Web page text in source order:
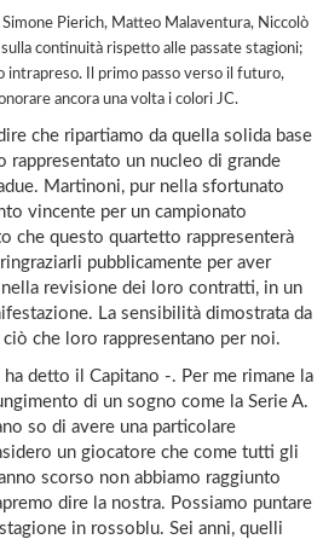
Pierich, Matteo Malaventura, Niccolò
continuità rispetto alle passate stagioni;
intrapreso. Il primo passo verso il futuro,
ancora una volta i colori JC.
che ripartiamo da quella solida base
rappresentato un nucleo di grande
Martinoni, pur nella sfortunato
vincente per un campionato
che questo quartetto rappresenterà
pubblicamente per aver
revisione dei loro contratti, in un
La sensibilità dimostrata da
che loro rappresentano per noi.
ha detto il Capitano -. Per me rimane la
di un sogno come la Serie A.
so di avere una particolare
un giocatore che come tutti gli
scorso non abbiamo raggiunto
dire la nostra. Possiamo puntare
in rossoblu. Sei anni, quelli